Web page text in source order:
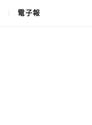
電子報